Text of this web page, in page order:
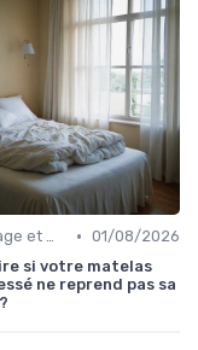
Nettoyage et maintenance • 01/08/2026
si votre matelas
ne reprend pas sa